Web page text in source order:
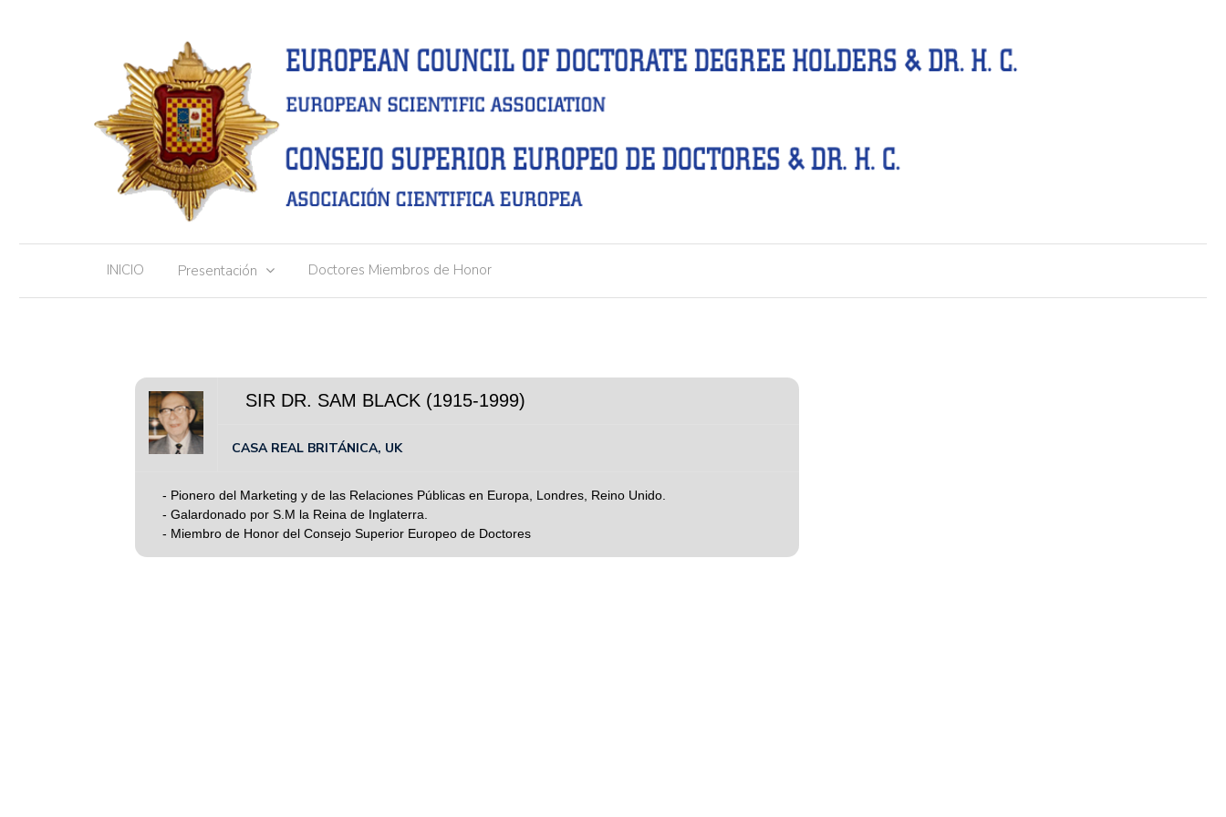
INICIO Presentación Doctores Miembros de Honor
SIR DR. SAM BLACK (1915-1999)
CASA REAL BRITÁNICA, UK
- Pionero del Marketing y de las Relaciones Públicas en Europa, Londres, Reino Unido.
- Galardonado por S.M la Reina de Inglaterra.
- Miembro de Honor del Consejo Superior Europeo de Doctores